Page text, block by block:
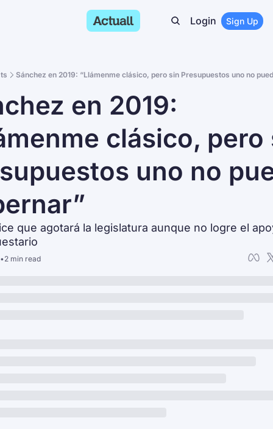
Login Sign Up
Sánchez en 2019: “Llámenme clásico, pero sin Presupuestos uno no
en 2019:
clásico, pero
uno no
que agotará la legislatura aunque no logre el
•2 min read